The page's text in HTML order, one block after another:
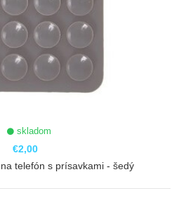
skladom
€2,00
telefón s prísavkami - šedý